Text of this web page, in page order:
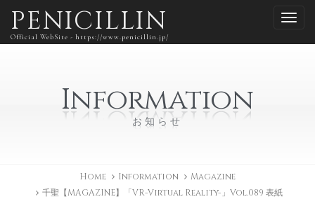
PENICILLIN
Official WebSite - https://www.penicillin.jp/
Information
お知らせ
Home Information
Magazine
千聖【MAGAZINE】「VR-Virtual Reality-」Vol.089 表紙